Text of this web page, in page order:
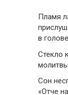
Пламя
в
Стекло
молитвы.
Сон
«Отче